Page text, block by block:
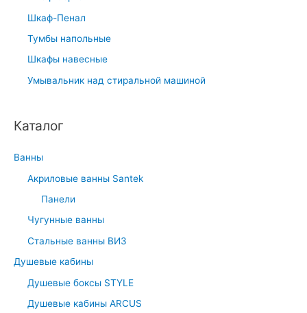
Шкаф-Пенал
Тумбы напольные
Шкафы навесные
Умывальник над стиральной машиной
Каталог
Ванны
Акриловые ванны Santek
Панели
Чугунные ванны
Стальные ванны ВИЗ
Душевые кабины
Душевые боксы STYLE
Душевые кабины ARCUS